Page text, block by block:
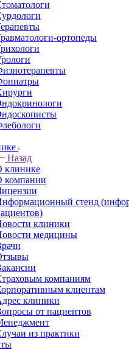
ортопеды
Назад
клинике
компании
стенд
клиники
медицины
компаниям
клиентам
клиники
от пациентов
из практики